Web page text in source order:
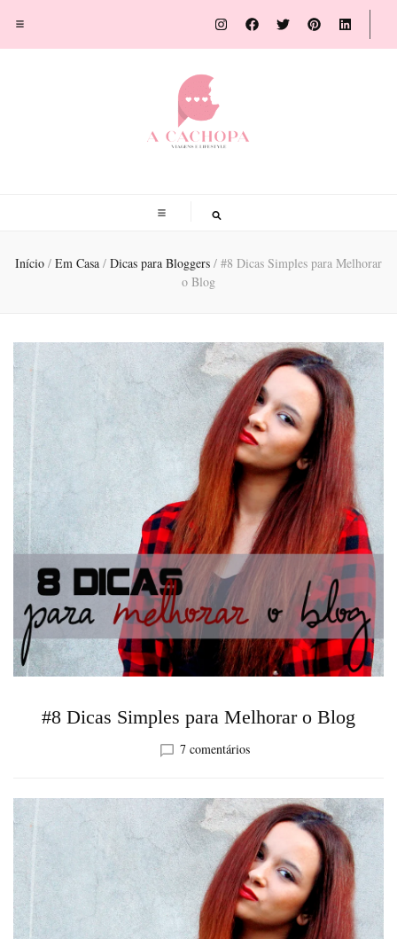
Início / Em Casa / Dicas para Bloggers / #8 Dicas Simples para Melhorar
o Blog
#8 Dicas Simples para Melhorar o Blog
7 comentáriosem
Simples
para
Melhorar
o
Blog